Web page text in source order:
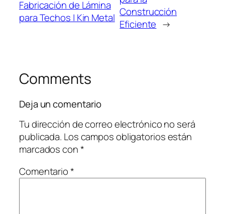
Fabricación de Lámina
para Techos | Kin Metal Construcción
Eficiente →
Comments
Deja un comentario
Tu dirección de correo electrónico no será
publicada. Los campos obligatorios están
marcados con*
Comentario*